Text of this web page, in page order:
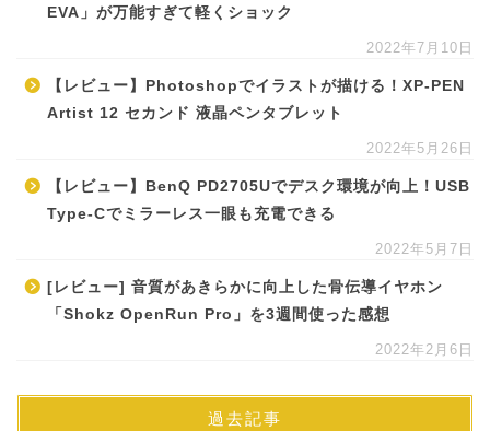
EVA」が万能すぎて軽くショック
2022年7月10日
【レビュー】Photoshopでイラストが描ける！XP-PEN
Artist 12 セカンド 液晶ペンタブレット
2022年5月26日
【レビュー】BenQ PD2705Uでデスク環境が向上！USB
Type-Cでミラーレス一眼も充電できる
2022年5月7日
[レビュー] 音質があきらかに向上した骨伝導イヤホン
「Shokz OpenRun Pro」を3週間使った感想
2022年2月6日
過去記事